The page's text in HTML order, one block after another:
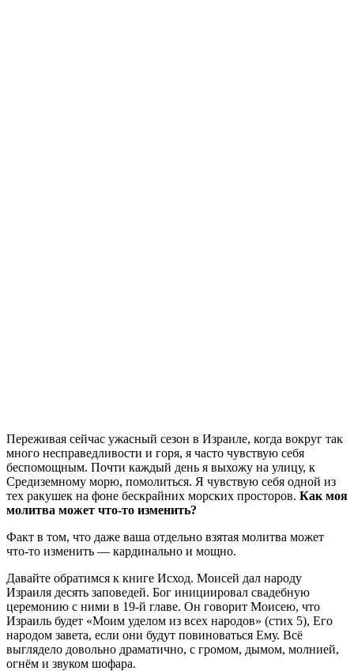
Переживая сейчас ужасный сезон в Израиле, когда вокруг так
много несправедливости и горя, я часто чувствую себя
беспомощным. Почти каждый день я выхожу на улицу, к
Средиземному морю, помолиться. Я чувствую себя одной из
тех ракушек на фоне бескрайних морских просторов. Как моя
молитва может что-то изменить?
Факт в том, что даже ваша отдельно взятая молитва может
что-то изменить — кардинально и мощно.
Давайте обратимся к книге Исход. Моисей дал народу
Израиля десять заповедей. Бог инициировал свадебную
церемонию с ними в 19-й главе. Он говорит Моисею, что
Израиль будет «Моим уделом из всех народов» (стих 5), Его
народом завета, если они будут повиноваться Ему. Всё
выглядело довольно драматично, с громом, дымом, молнией,
огнём и звуком шофара.